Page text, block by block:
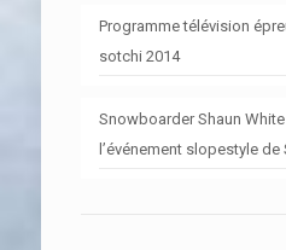
Programme télévision
sotchi 2014
Snowboarder Shaun
l’événement slopestyle de